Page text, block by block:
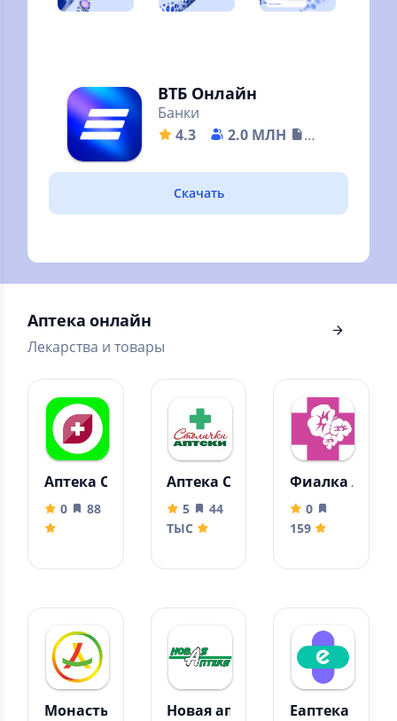
ВТБ Онлайн
Банки
4.3
2.0 МЛН
среди онлайн-банков по
Скачать
Аптека онлайн
Лекарства и товары
Аптека Семейная - Интернет-магазин
0 88
Аптека Столички
5
44
ТЫС
Фиалка
0
159
Монастырёв Новая аптека: Лекарства
Еаптека